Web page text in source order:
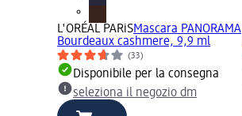
L'ORÉAL PARiSMascara PANORAMA
Bourdeaux cashmere, 9,9 ml
(33)
Disponibile per la consegna
seleziona il negozio dm